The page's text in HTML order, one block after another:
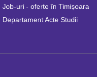
Job-uri - oferte în Timișoara
Departament Acte Studii